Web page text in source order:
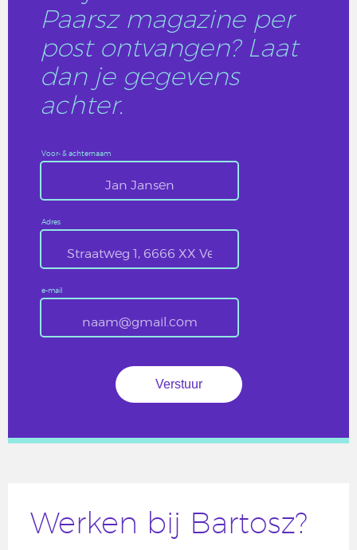
Paarsz magazine per
post ontvangen? Laat
dan je gegevens
achter.
Voor- & achternaam
Adres
e-mail
Werken bij Bartosz?